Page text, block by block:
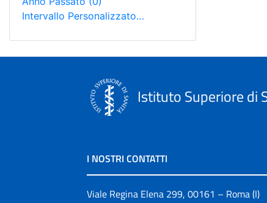
Intervallo Personalizzato…
Istituto Superiore di
I NOSTRI CONTATTI
Viale Regina Elena 299, 00161 – Roma (I)